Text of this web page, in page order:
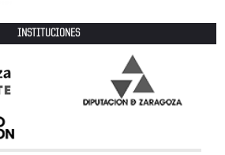
INSTITUCIONES